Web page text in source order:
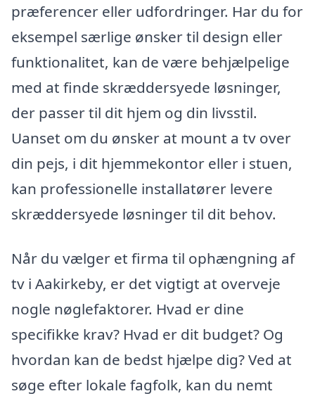
præferencer eller udfordringer. Har du for
eksempel særlige ønsker til design eller
funktionalitet, kan de være behjælpelige
med at finde skræddersyede løsninger,
der passer til dit hjem og din livsstil.
Uanset om du ønsker at mount a tv over
din pejs, i dit hjemmekontor eller i stuen,
kan professionelle installatører levere
skræddersyede løsninger til dit behov.
Når du vælger et firma til ophængning af
tv i Aakirkeby, er det vigtigt at overveje
nogle nøglefaktorer. Hvad er dine
specifikke krav? Hvad er dit budget? Og
hvordan kan de bedst hjælpe dig? Ved at
søge efter lokale fagfolk, kan du nemt